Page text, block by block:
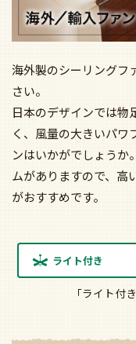
海外製のシーリングフ
さい。
日本のデザインでは物
く、風量の大きいパ
ンはいかがでしょうか
ムがありますので、高
がおすすめです。
ライト付き
「ライト付